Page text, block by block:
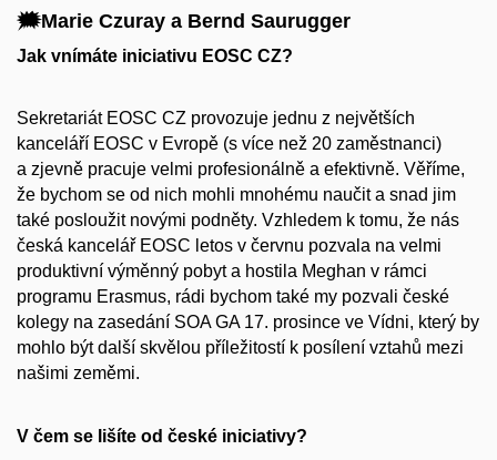
🗯️Marie Czuray a Bernd Saurugger
Jak vnímáte iniciativu EOSC CZ?
Sekretariát EOSC CZ provozuje jednu z největších
kanceláří EOSC v Evropě (s více než 20 zaměstnanci)
a zjevně pracuje velmi profesionálně a efektivně. Věříme,
že bychom se od nich mohli mnohému naučit a snad jim
také posloužit novými podněty. Vzhledem k tomu, že nás
česká kancelář EOSC letos v červnu pozvala na velmi
produktivní výměnný pobyt a hostila Meghan v rámci
programu Erasmus, rádi bychom také my pozvali české
kolegy na zasedání SOA GA 17. prosince ve Vídni, který by
mohlo být další skvělou příležitostí k posílení vztahů mezi
našimi zeměmi.
V čem se lišíte od české iniciativy?